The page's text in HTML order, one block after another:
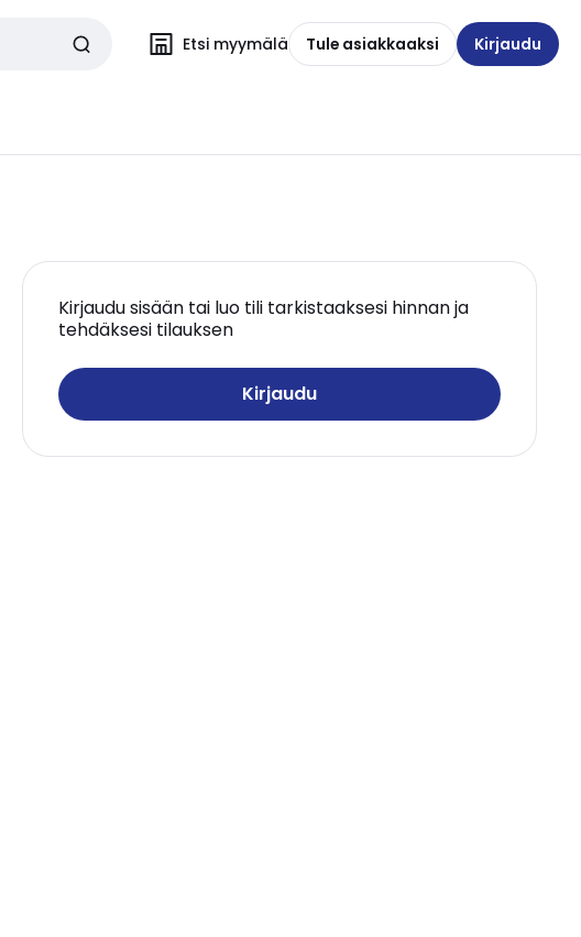
Etsi myymälä Tule asiakkaaksi Kirjaudu
Kirjaudu sisään tai luo tili tarkistaaksesi hinnan ja
tehdäksesi tilauksen
Kirjaudu